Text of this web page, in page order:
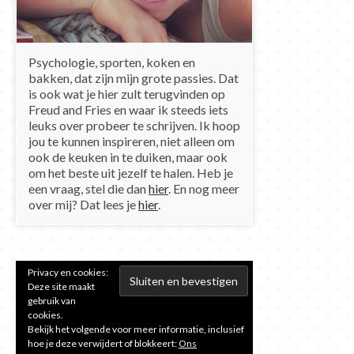
Psychologie, sporten, koken en
bakken, dat zijn mijn grote passies. Dat
is ook wat je hier zult terugvinden op
Freud and Fries en waar ik steeds iets
leuks over probeer te schrijven. Ik hoop
jou te kunnen inspireren, niet alleen om
ook de keuken in te duiken, maar ook
om het beste uit jezelf te halen. Heb je
een vraag, stel die danhier. En nog meer
over mij? Dat lees jehier.
Privacy en cookies:
Deze site maakt
gebruik van
cookies.
Bekijk het volgende voor meer informatie, inclusief
hoe je deze verwijdert of blokkeert:Ons